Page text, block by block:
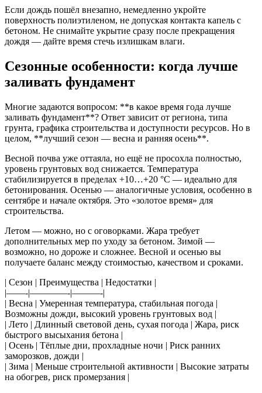
Если дождь пошёл внезапно, немедленно укройте
поверхность полиэтиленом, не допуская контакта капель с
бетоном. Не снимайте укрытие сразу после прекращения
дождя — дайте время стечь излишкам влаги.
Сезонные особенности: когда лучше
заливать фундамент
Многие задаются вопросом: **в какое время года лучше
заливать фундамент**? Ответ зависит от региона, типа
грунта, графика строительства и доступности ресурсов. Но в
целом, **лучший сезон — весна и ранняя осень**.
Весной почва уже оттаяла, но ещё не просохла полностью,
уровень грунтовых вод снижается. Температура
стабилизируется в пределах +10…+20 °C — идеально для
бетонирования. Осенью — аналогичные условия, особенно в
сентябре и начале октября. Это «золотое время» для
строительства.
Летом — можно, но с оговорками. Жара требует
дополнительных мер по уходу за бетоном. Зимой —
возможно, но дороже и сложнее. Весной и осенью вы
получаете баланс между стоимостью, качеством и сроками.
| Сезон | Преимущества | Недостатки |
|——-|————-|———-|
| Весна | Умеренная температура, стабильная погода |
Возможны дожди, высокий уровень грунтовых вод |
| Лето | Длинный световой день, сухая погода | Жара, риск
быстрого высыхания бетона |
| Осень | Тёплые дни, прохладные ночи | Риск ранних
заморозков, дожди |
| Зима | Меньше строительной активности | Высокие затраты
на обогрев, риск промерзания |